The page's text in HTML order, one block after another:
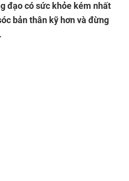
đạo có sức khỏe kém nhất
bản thân kỹ hơn và đừng